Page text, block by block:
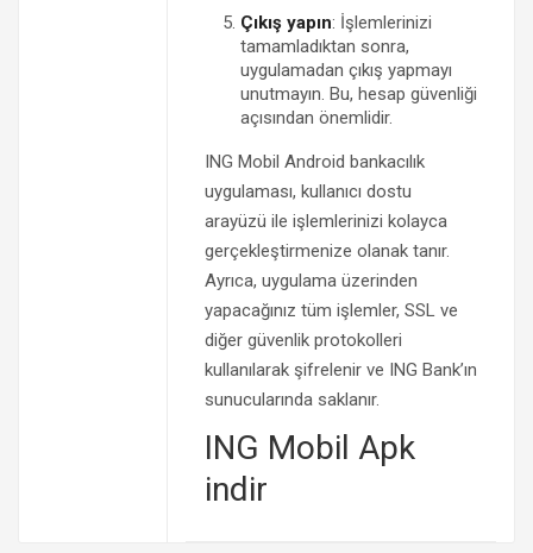
Çıkış yapın: İşlemlerinizi
tamamladıktan sonra,
uygulamadan çıkış yapmayı
unutmayın. Bu, hesap güvenliği
açısından önemlidir.
ING Mobil Android bankacılık
uygulaması, kullanıcı dostu
arayüzü ile işlemlerinizi kolayca
gerçekleştirmenize olanak tanır.
Ayrıca, uygulama üzerinden
yapacağınız tüm işlemler, SSL ve
diğer güvenlik protokolleri
kullanılarak şifrelenir ve ING Bank’ın
sunucularında saklanır.
ING Mobil Apk
indir